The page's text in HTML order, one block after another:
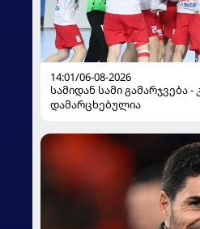
14:01/06-08-2026
სამიდან სამი გამარჯვება -
დამარცხებულია